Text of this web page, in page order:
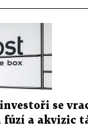
se
fúzí a akvizic